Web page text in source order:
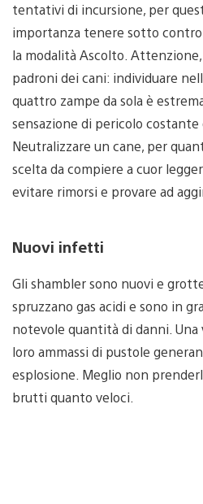
tentativi di incursione, per
importanza tenere sotto
la modalità Ascolto.
padroni dei cani: individuare
quattro zampe da sola è
sensazione di pericolo
Neutralizzare un cane, per
scelta da compiere a cuor
evitare rimorsi e provare ad
Nuovi infetti
Gli shambler sono nuovi e
spruzzano gas acidi e sono in
notevole quantità di danni. Una
loro ammassi di pustole
esplosione. Meglio non
brutti quanto veloci.